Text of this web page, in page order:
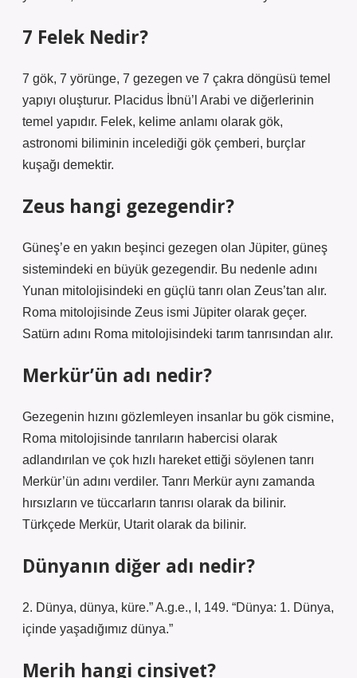
7 Felek Nedir?
7 gök, 7 yörünge, 7 gezegen ve 7 çakra döngüsü temel
yapıyı oluşturur. Placidus İbnü’l Arabi ve diğerlerinin
temel yapıdır. Felek, kelime anlamı olarak gök,
astronomi biliminin incelediği gök çemberi, burçlar
kuşağı demektir.
Zeus hangi gezegendir?
Güneş’e en yakın beşinci gezegen olan Jüpiter, güneş
sistemindeki en büyük gezegendir. Bu nedenle adını
Yunan mitolojisindeki en güçlü tanrı olan Zeus’tan alır.
Roma mitolojisinde Zeus ismi Jüpiter olarak geçer.
Satürn adını Roma mitolojisindeki tarım tanrısından alır.
Merkür’ün adı nedir?
Gezegenin hızını gözlemleyen insanlar bu gök cismine,
Roma mitolojisinde tanrıların habercisi olarak
adlandırılan ve çok hızlı hareket ettiği söylenen tanrı
Merkür’ün adını verdiler. Tanrı Merkür aynı zamanda
hırsızların ve tüccarların tanrısı olarak da bilinir.
Türkçede Merkür, Utarit olarak da bilinir.
Dünyanın diğer adı nedir?
2. Dünya, dünya, küre.” A.g.e., I, 149. “Dünya: 1. Dünya,
içinde yaşadığımız dünya.”
Merih hangi cinsiyet?